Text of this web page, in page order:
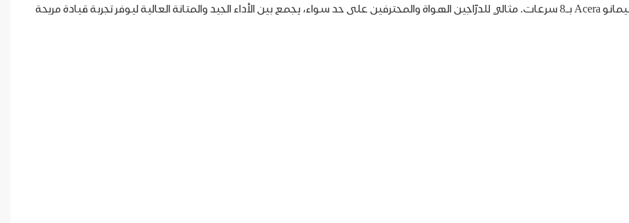
تمتع بتغيير سلس وموثوق للتروس مع ناقل السرعة الخلفي شيمانو Acera بـ8 سرعات. مثالي للدرّاجين الهواة والمحترفين على حد سواء، يجمع بين الأداء الجيد والمتانة العالية ليوفر تجربة قيادة مريحة